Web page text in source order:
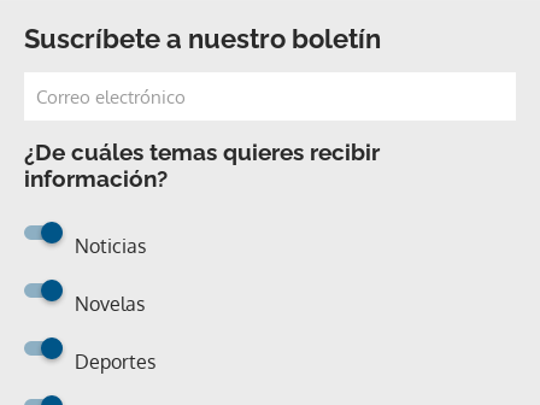
Suscríbete a nuestro boletín
¿De cuáles temas quieres recibir
información?
Noticias
Novelas
Deportes